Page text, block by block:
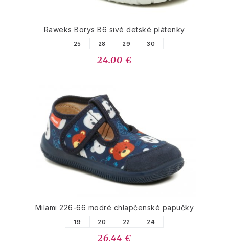
Raweks Borys B6 sivé detské plátenky
25 28 29 30
24.00 €
Milami 226-66 modré chlapčenské papučky
19 20 22 24
26.44 €